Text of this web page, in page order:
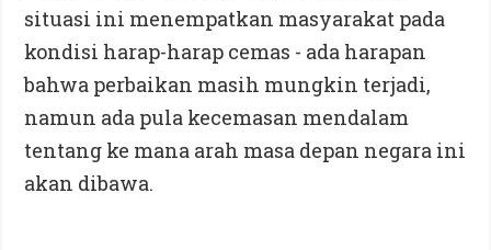
situasi ini menempatkan masyarakat pada
kondisi harap-harap cemas - ada harapan
bahwa perbaikan masih mungkin terjadi,
namun ada pula kecemasan mendalam
tentang ke mana arah masa depan negara ini
akan dibawa.